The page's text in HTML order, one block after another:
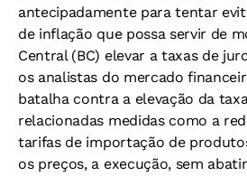
antecipadamente para tentar
de inflação que possa servir de
Central (BC) elevar a taxas de
os analistas do mercado
batalha contra a elevação da
relacionadas medidas como a
tarifas de importação de
os preços, a execução, sem